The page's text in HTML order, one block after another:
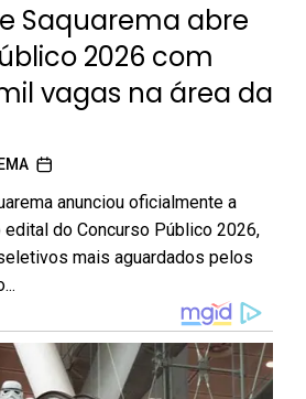
Saquarema abre
2026 com
vagas na área da
anunciou oficialmente a
do Concurso Público 2026,
mais aguardados pelos